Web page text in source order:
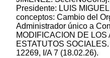
Presidente: LUIS
conceptos: Cambio del
Administrador único a
MODIFICACION DE LOS
ESTATUTOS
12269, I/A 7 (18.02.26).